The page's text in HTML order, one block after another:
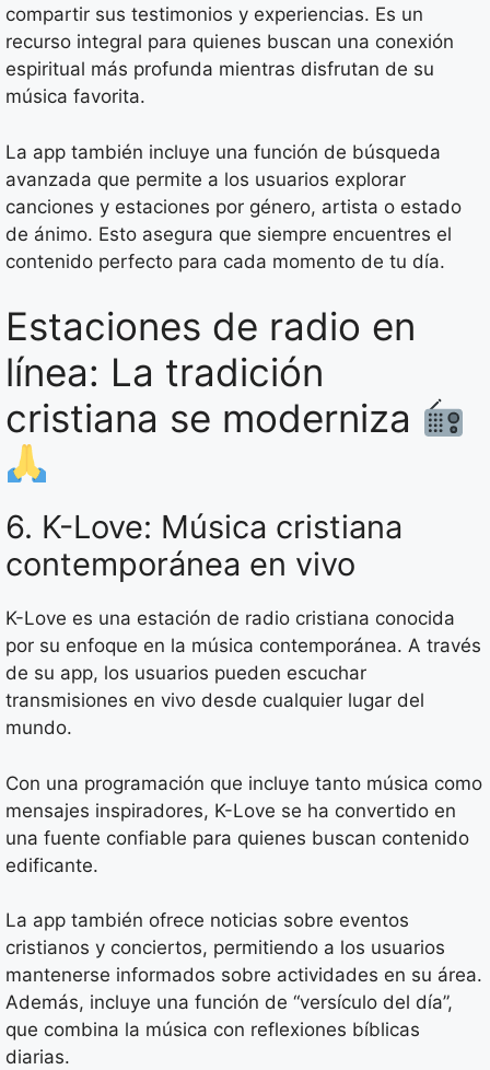
compartir sus testimonios y experiencias. Es un
recurso integral para quienes buscan una conexión
espiritual más profunda mientras disfrutan de su
música favorita.
La app también incluye una función de búsqueda
avanzada que permite a los usuarios explorar
canciones y estaciones por género, artista o estado
de ánimo. Esto asegura que siempre encuentres el
contenido perfecto para cada momento de tu día.
Estaciones de radio en
línea: La tradición
cristiana se moderniza
6. K-Love: Música cristiana
contemporánea en vivo
K-Love es una estación de radio cristiana conocida
por su enfoque en la música contemporánea. A través
de su app, los usuarios pueden escuchar
transmisiones en vivo desde cualquier lugar del
mundo.
Con una programación que incluye tanto música como
mensajes inspiradores, K-Love se ha convertido en
una fuente confiable para quienes buscan contenido
edificante.
La app también ofrece noticias sobre eventos
cristianos y conciertos, permitiendo a los usuarios
mantenerse informados sobre actividades en su área.
Además, incluye una función de “versículo del día”,
que combina la música con reflexiones bíblicas
diarias.